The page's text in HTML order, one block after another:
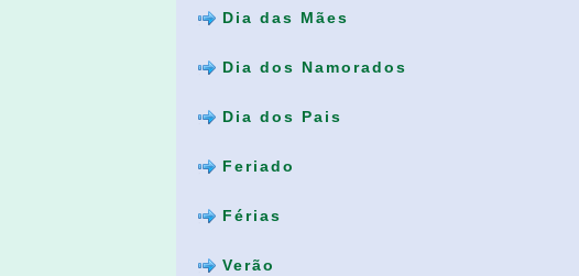
Dia das Mães
Dia dos Namorados
Dia dos Pais
Feriado
Férias
Verão